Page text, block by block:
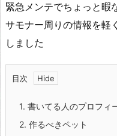
緊急メンテでちょっと暇
サモナー周りの情報を軽
しました
目次
1. 書いてる人のプロフィ
2. 作るべきペット